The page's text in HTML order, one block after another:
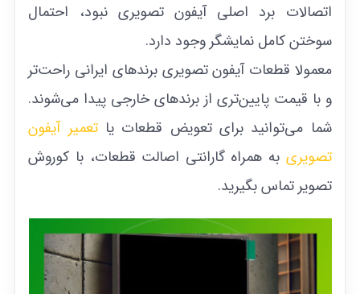
اتصالات برد اصلی آیفون تصویری نبود، احتمال
سوختن کامل نمایشگر وجود دارد.
معمولا قطعات آیفون تصویری برند‌های ایرانی راحت‌تر
و با قیمت پایین‌تری از برندهای خارجی پیدا می‌شوند.
شما می‌توانید برای تعویض قطعات یاتعمیر آیفون
تصویری به همراه گارانتی اصالت قطعات، با کوروش
تصویر تماس بگیرید.